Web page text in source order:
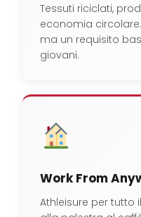
Tessuti riciclati,
economia
ma un requisito
giovani.
Work From
Athleisure per tutto